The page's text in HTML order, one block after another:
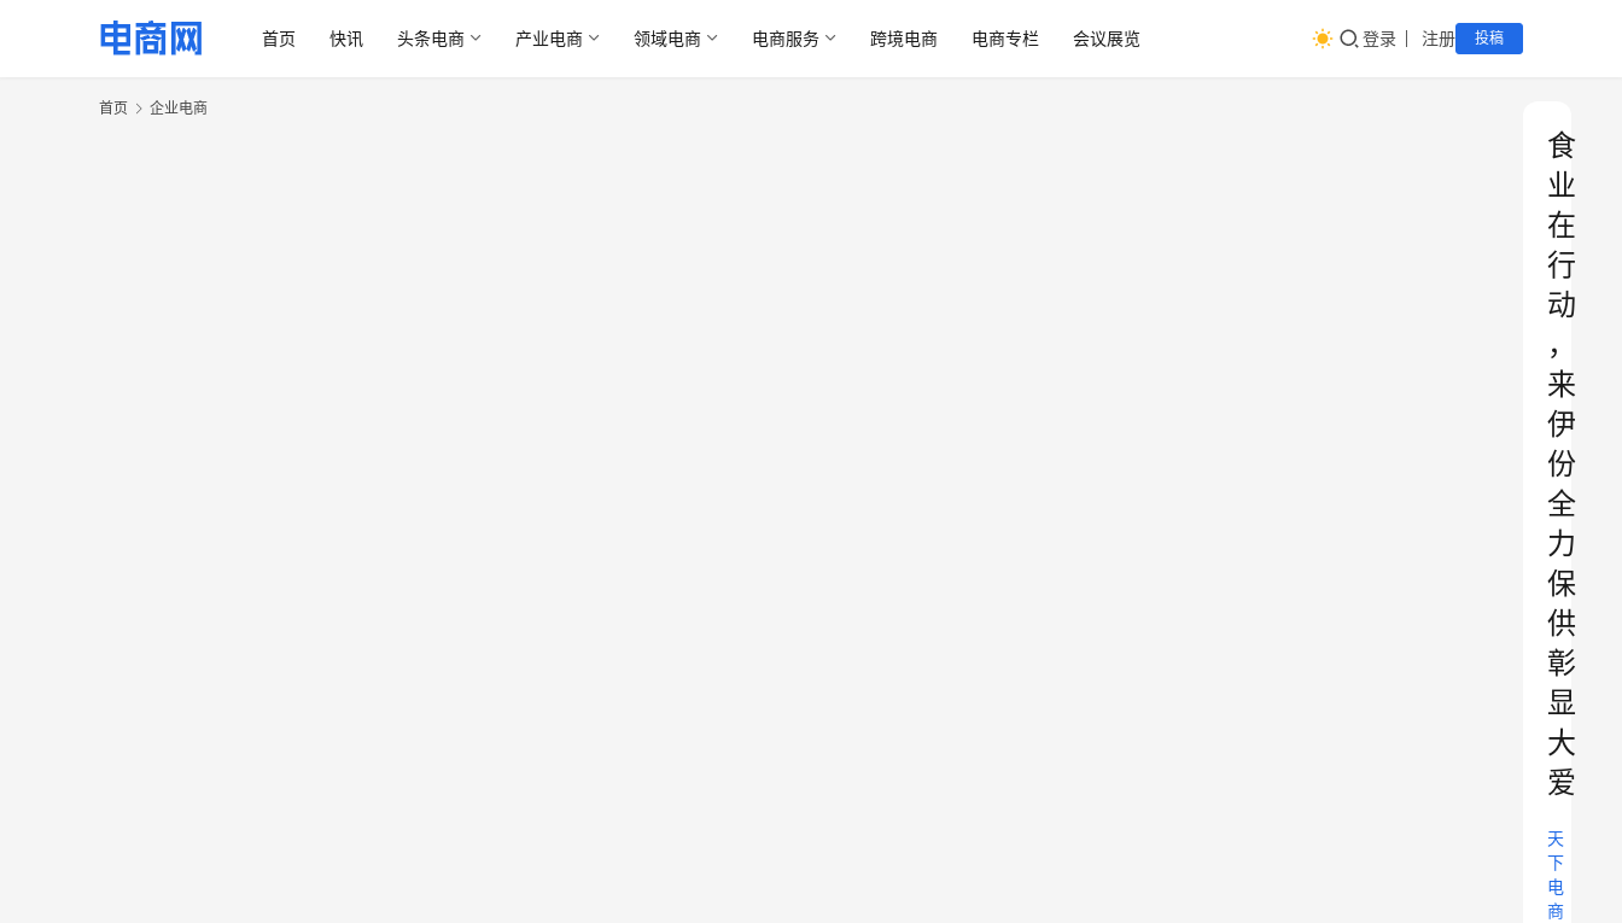
首页 快讯 头条电商 产业电商 领域电商 电商服务 跨境电商 电商专栏 会议展览 登录 注册 投稿
首页 企业电商
食
业
在
行
动
，
来
伊
份
全
力
保
供
彰
显
大
爱
天
下
电
商